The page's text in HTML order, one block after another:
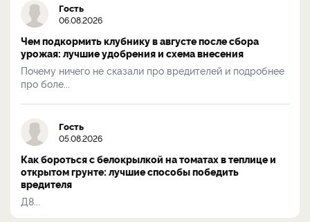
Гость
06.08.2026
Чем подкормить клубнику в августе после сбора
урожая: лучшие удобрения и схема внесения
Почему ничего не сказали про вредителей и подробнее
про боле...
Гость
05.08.2026
Как бороться с белокрылкой на томатах в теплице и
открытом грунте: лучшие способы победить
вредителя
Д8...